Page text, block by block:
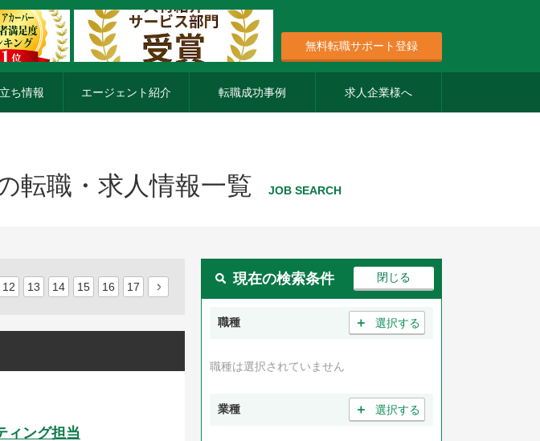
無料転職サポート登録
ち情報 エージェント紹介 転職成功事例 求人企業様へ
転職・求人情報一覧 JOB SEARCH
12 13 14 15 16 17
ィング担当
現在の検索条件
職種 ＋ 選択する
職種は選択されていません
業種 ＋ 選択する